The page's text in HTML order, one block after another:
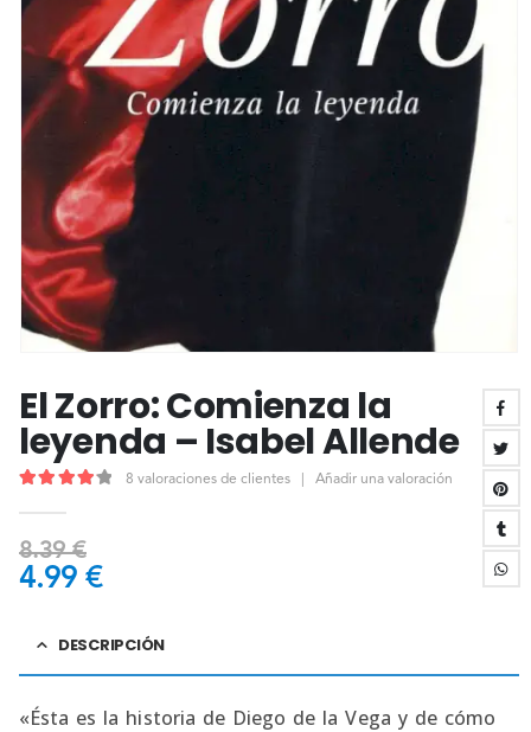
El Zorro: Comienza la
leyenda – Isabel Allende
8 valoraciones de clientes Añadir una valoración
8.39€
4.99 €
DESCRIPCIÓN
«Ésta es la historia de Diego de la Vega y de cómo